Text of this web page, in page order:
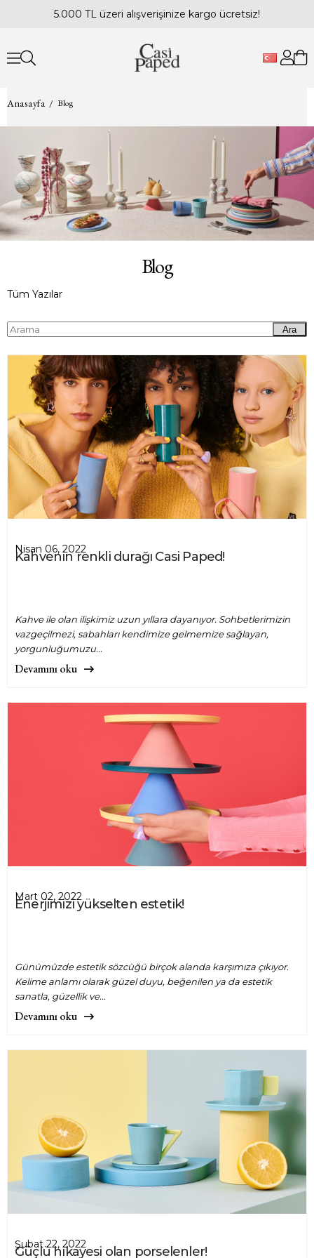
5.000 TL üzeri alışverişinize kargo ücretsiz!
Anasayfa Blog
Blog
Tüm Yazılar
Ara
Kahvenin renkli durağı Casi Paped!
Nisan 06, 2022
Kahve ile olan ilişkimiz uzun yıllara dayanıyor. Sohbetlerimizin
vazgeçilmezi, sabahları kendimize gelmemize sağlayan,
yorgunluğumuzu...
Devamını oku
Enerjimizi yükselten estetik!
Mart 02, 2022
Günümüzde estetik sözcüğü birçok alanda karşımıza çıkıyor.
Kelime anlamı olarak güzel duyu, beğenilen ya da estetik
sanatla, güzellik ve...
Devamını oku
Güçlü hikayesi olan porselenler!
Şubat 22, 2022